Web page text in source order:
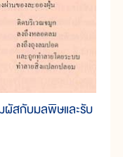
ผัสกับมลพิษและรับ